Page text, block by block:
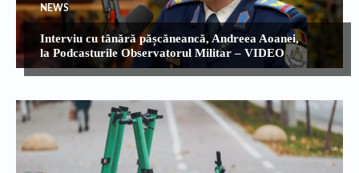
NEWS
Interviu cu tânără pășcăneancă, Andreea Aoanei,
la Podcasturile Observatorul Militar – VIDEO